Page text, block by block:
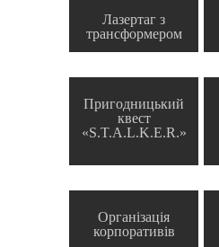
Лазертаг з
трансформером
Пригодницький
квест
«S.T.A.L.K.E.R.»
Організація
корпоративів